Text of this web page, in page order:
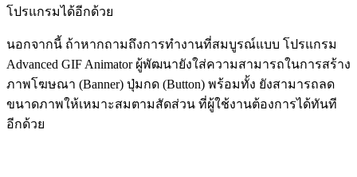
โปรแกรมได้อีกด้วย
นอกจากนี้ ถ้าหากถามถึงการทำงานที่สมบูรณ์แบบ โปรแกรม
Advanced GIF Animator ผู้พัฒนายังใส่ความสามารถในการสร้าง
ภาพโฆษณา (Banner) ปุ่มกด (Button) พร้อมทั้ง ยังสามารถลด
ขนาดภาพให้เหมาะสมตามสัดส่วน ที่ผู้ใช้งานต้องการได้ทันที
อีกด้วย